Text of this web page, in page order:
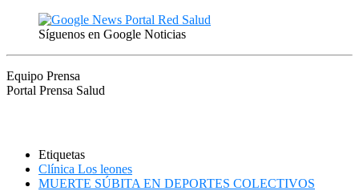
Síguenos en Google Noticias
Equipo Prensa
Portal Prensa Salud
Etiquetas
Clínica Los leones
MUERTE SÚBITA EN DEPORTES COLECTIVOS